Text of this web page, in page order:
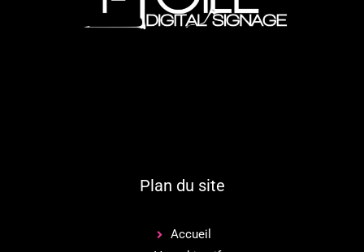
Plan du site
Accueil